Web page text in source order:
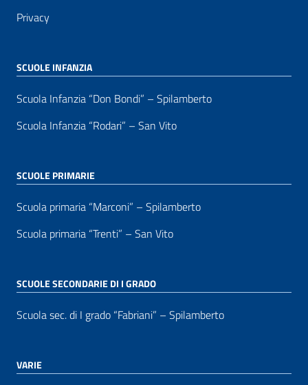
Privacy
SCUOLE INFANZIA
Scuola Infanzia “Don Bondi” – Spilamberto
Scuola Infanzia “Rodari” – San Vito
SCUOLE PRIMARIE
Scuola primaria “Marconi” – Spilamberto
Scuola primaria “Trenti” – San Vito
SCUOLE SECONDARIE DI I GRADO
Scuola sec. di I grado “Fabriani” – Spilamberto
VARIE